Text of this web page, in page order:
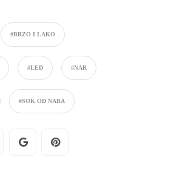
#BRZO I LAKO
#LED #NAR
#SOK OD NARA